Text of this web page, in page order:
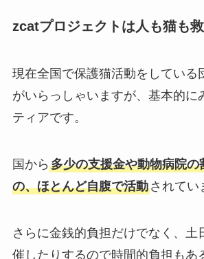
zcatプロジェクトは人も猫も救
現在全国で保護猫活動をしている
がいらっしゃいますが、基本的に
ティアです。
国から 多少の支援金や動物病院の
の、ほとんど自腹で活動されてい
さらに金銭的負担だけでなく、土
催したりするので時間的負担もあ